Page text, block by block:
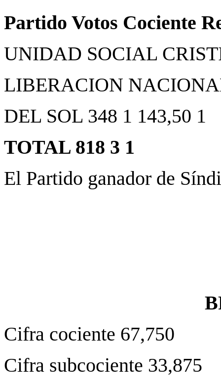
Partido Votos Cociente
UNIDAD SOCIAL
LIBERACION
DEL SOL 348 1 143,50 1
TOTAL 818 3 1
El Partido ganador de
Cifra cociente 67,750
Cifra subcociente 33,875